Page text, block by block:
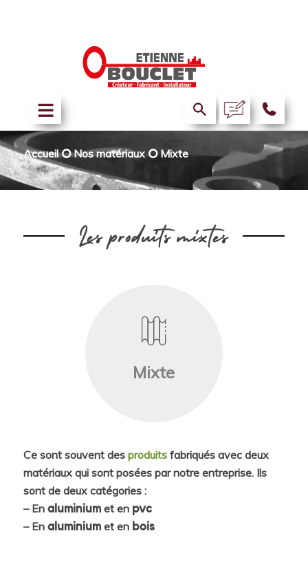
Accueil⭘Nos matériaux⭘Mixte
Les produits mixtes
Mixte
Ce sont souvent des produitsfabriqués avec deux
matériaux qui sont posées par notre entreprise. Ils
sont de deux catégories :
– En aluminiumet en pvc
– En aluminiumet en bois